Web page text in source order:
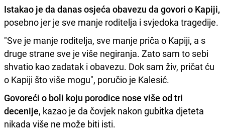
Istakao je da danas osjeća obavezu da govori o Kapiji,
posebno jer je sve manje roditelja i svjedoka tragedije.
"Sve je manje roditelja, sve manje priča o Kapiji, a s
druge strane sve je više negiranja. Zato sam to sebi
shvatio kao zadatak i obavezu. Dok sam živ, pričat ću
o Kapiji što više mogu", poručio je Kalesić.
Govoreći o boli koju porodice nose više od tri
decenije, kazao je da čovjek nakon gubitka djeteta
nikada više ne može biti isti.